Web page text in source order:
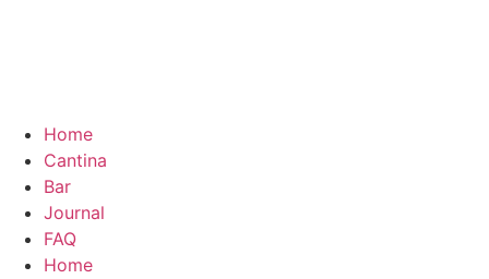
Home
Cantina
Bar
Journal
FAQ
Home